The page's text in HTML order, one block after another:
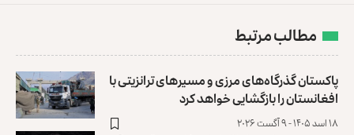
مطالب مرتبط
پاکستان گذرگاه‌های مرزی و مسیرهای ترانزیتی با
افغانستان را بازگشایی خواهد کرد
۱۸ اسد ۱۴۰۵ - ۹ آگست ۲۰۲۶